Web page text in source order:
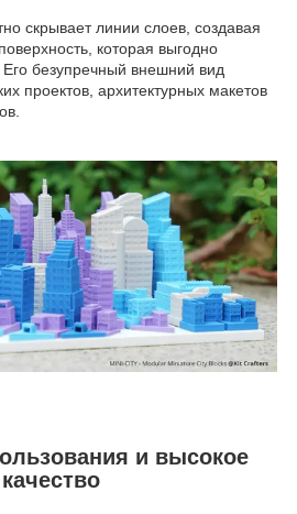
скрывает линии слоев, создавая
которая выгодно
безупречный внешний вид
проектов, архитектурных макетов
и высокое
качество